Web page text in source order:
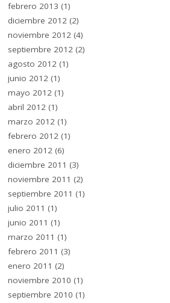
febrero 2013 (1)
diciembre 2012 (2)
noviembre 2012 (4)
septiembre 2012 (2)
agosto 2012 (1)
junio 2012 (1)
mayo 2012 (1)
abril 2012 (1)
marzo 2012 (1)
febrero 2012 (1)
enero 2012 (6)
diciembre 2011 (3)
noviembre 2011 (2)
septiembre 2011 (1)
julio 2011 (1)
junio 2011 (1)
marzo 2011 (1)
febrero 2011 (3)
enero 2011 (2)
noviembre 2010 (1)
septiembre 2010 (1)